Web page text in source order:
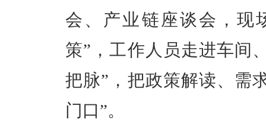
会、产业链座谈会，现
策”，工作人员走进车间
把脉”，把政策解读、需
门口”。